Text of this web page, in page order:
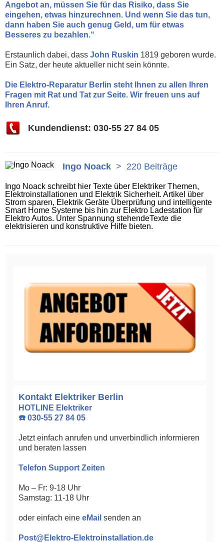
Angebot an, müssen Sie für das Risiko, dass Sie
eingehen, etwas hinzurechnen. Und wenn Sie das tun,
dann haben Sie auch genug Geld, um für etwas
Besseres zu bezahlen.“
Erstaunlich dabei, dass John Ruskin 1819 geboren wurde.
Ein Satz, der heute aktueller nicht sein könnte.
Die Elektro-Reparatur Berlin steht Ihnen zu allen Ihren
Fragen mit Rat und Tat zur Seite. Wir freuen uns auf
Ihren Anruf.
Kundendienst: 030-55 27 84 05
Ingo Noack > 220 Beiträge
Ingo Noack schreibt hier Texte über Elektriker Themen,
Elektroinstallationen und Elektrik Sicherheit. Artikel über
Strom sparen, Elektrik Geräte Überprüfung und intelligente
Smart Home Systeme bis hin zur Elektro Ladestation für
Elektro Autos. Unter Spannung stehendeTexte die
elektrisieren und konstruktive Hilfe bieten.
Kontakt Elektriker Berlin
HOTLINE Elektriker
☎️ 030-55 27 84 05
Jetzt einfach anrufen und unverbindlich informieren
und beraten lassen
Telefon Support Zeiten
Mo – Fr: 9-18 Uhr
Samstag: 11-18 Uhr
oder einfach eine eMail senden an
Post@Elektro-Elektroinstallation.de